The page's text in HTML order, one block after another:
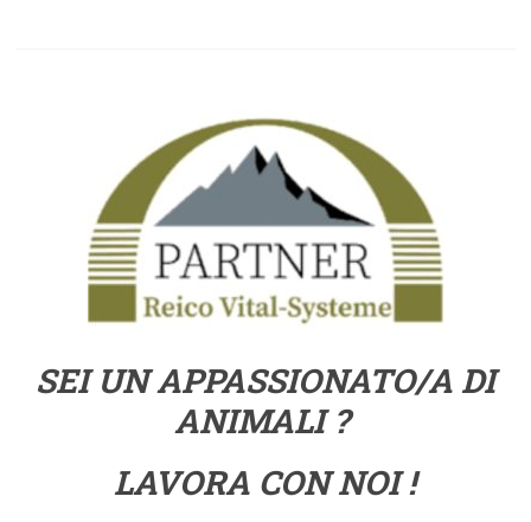
SEI UN APPASSIONATO/A DI
ANIMALI ?
LAVORA CON NOI !